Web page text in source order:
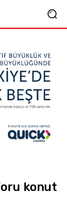
konut